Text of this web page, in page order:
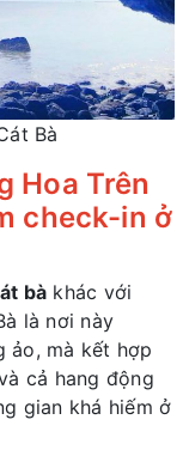
Bà
Hoa Trên
check-in ở
bà khác với
là nơi này
ảo, mà kết hợp
cả hang động
gian khá hiếm ở